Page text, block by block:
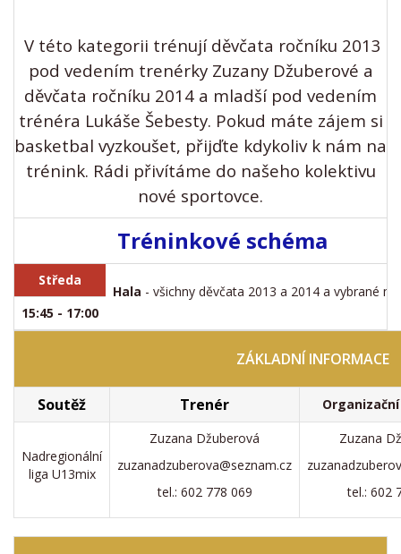
V této kategorii trénují děvčata ročníku 2013
pod vedením trenérky Zuzany Džuberové a
děvčata ročníku 2014 a mladší pod vedením
trénéra Lukáše Šebesty. Pokud máte zájem si
basketbal vyzkoušet, přijďte kdykoliv k nám na
trénink. Rádi přivítáme do našeho kolektivu
nové sportovce.
Tréninkové schéma
Středa
Hala - všichny děvčata 2013 a 2014 a vybrané
15:45 - 17:00
ZÁKLADNÍ INFORMACE
Soutěž Trenér
Nadregionální
liga U13mix
Zuzana Džuberová
zuzanadzuberova@seznam.cz
tel.: 602 778 069
Zuzana
tel.: 602